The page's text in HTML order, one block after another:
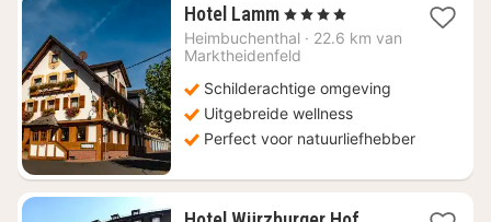
Hotel Lamm1
nacht
vanaf
190
, 4 Sterren
Heimbuchenthal · 22.6 km van
Marktheidenfeld
Schilderachtige omgeving
Uitgebreide wellness
Perfect voor natuurliefhebber